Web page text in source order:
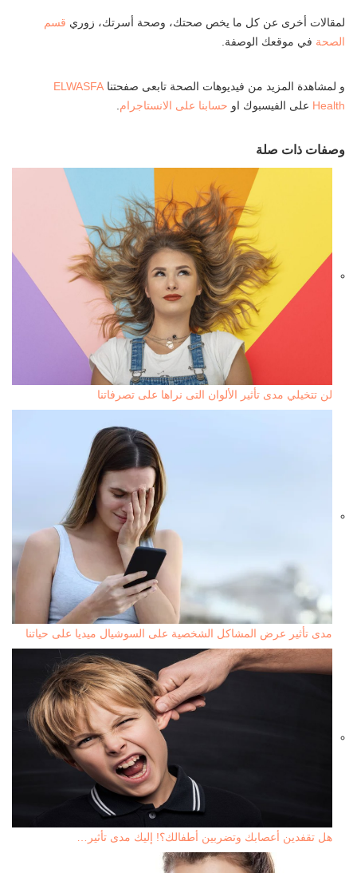
لمقالات أخرى عن كل ما يخص صحتك، وصحة أسرتك، زوري قسم
الصحة في موقعك الوصفة.
و لمشاهدة المزيد من فيديوهات الصحة تابعى صفحتنا ELWASFA
Health على الفيسبوك او حسابنا على الانستاجرام.
وصفات ذات صلة
لن تتخيلي مدى تأثير الألوان التى نراها على تصرفاتنا
مدى تأثير عرض المشاكل الشخصية على السوشيال ميديا على حياتنا
هل تقفدين أعصابك وتضربين أطفالك؟! إليك مدى تأثير…